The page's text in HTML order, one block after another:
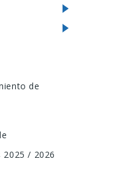
de
/ 2026